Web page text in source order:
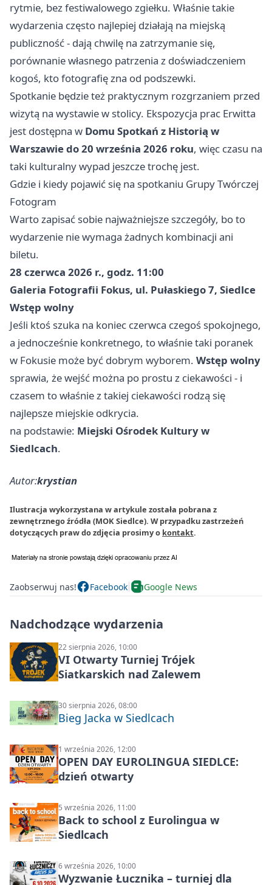
rytmie, bez festiwalowego zgiełku. Właśnie takie
wydarzenia często najlepiej działają na miejską
publiczność - dają chwilę na zatrzymanie się,
porównanie własnego patrzenia z doświadczeniem
kogoś, kto fotografię zna od podszewki.
Spotkanie będzie też praktycznym rozgrzaniem przed
wizytą na wystawie w stolicy. Ekspozycja prac Erwitta
jest dostępna w Domu Spotkań z Historią w
Warszawie do 20 września 2026 roku, więc czasu na
taki kulturalny wypad jeszcze trochę jest.
Gdzie i kiedy pojawić się na spotkaniu Grupy Twórczej
Fotogram
Warto zapisać sobie najważniejsze szczegóły, bo to
wydarzenie nie wymaga żadnych kombinacji ani
biletu.
28 czerwca 2026 r., godz. 11:00
Galeria Fotografii Fokus, ul. Pułaskiego 7, Siedlce
Wstęp wolny
Jeśli ktoś szuka na koniec czerwca czegoś spokojnego,
a jednocześnie konkretnego, to właśnie taki poranek
w Fokusie może być dobrym wyborem. Wstęp wolny
sprawia, że wejść można po prostu z ciekawości - i
czasem to właśnie z takiej ciekawości rodzą się
najlepsze miejskie odkrycia.
na podstawie: Miejski Ośrodek Kultury w
Siedlcach.
Autor:krystian
Ilustracja wykorzystana w artykule została pobrana z
zewnętrznego źródła (MOK Siedlce). W przypadku zastrzeżeń
dotyczących praw do zdjęcia prosimy o kontakt.
Zaobserwuj nas! Facebook Google News
Nadchodzące wydarzenia
22 sierpnia 2026, 10:00
VI Otwarty Turniej Trójek
Siatkarskich nad Zalewem
30 sierpnia 2026, 08:00
Bieg Jacka w Siedlcach
1 września 2026, 12:00
OPEN DAY EUROLINGUA SIEDLCE:
dzień otwarty
5 września 2026, 11:00
Back to school z Eurolingua w
Siedlcach
6 września 2026, 10:00
Wyzwanie Łucznika – turniej dla